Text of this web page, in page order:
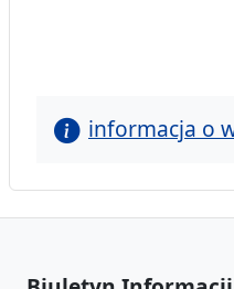
informacja o